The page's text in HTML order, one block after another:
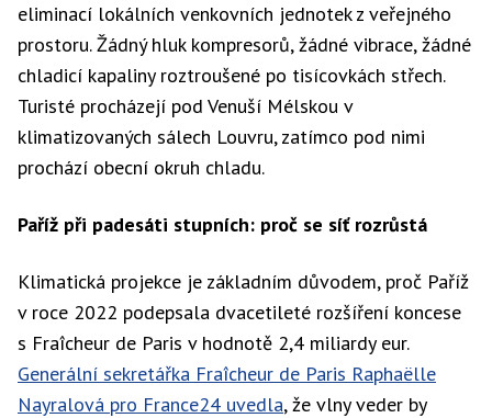
eliminací lokálních venkovních jednotek z veřejného
prostoru. Žádný hluk kompresorů, žádné vibrace, žádné
chladicí kapaliny roztroušené po tisícovkách střech.
Turisté procházejí pod Venuší Mélskou v
klimatizovaných sálech Louvru, zatímco pod nimi
prochází obecní okruh chladu.
Paříž při padesáti stupních: proč se síť rozrůstá
Klimatická projekce je základním důvodem, proč Paříž
v roce 2022 podepsala dvacetileté rozšíření koncese
s Fraîcheur de Paris v hodnotě 2,4 miliardy eur.
Generální sekretářka Fraîcheur de Paris Raphaëlle
Nayralová pro France24 uvedla, že vlny veder by